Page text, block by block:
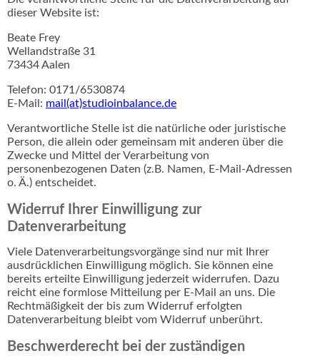
dieser Website ist:
Beate Frey
Wellandstraße 31
73434 Aalen
Telefon: 0171/6530874
E-Mail: mail(at)studioinbalance.de
Verantwortliche Stelle ist die natürliche oder juristische
Person, die allein oder gemeinsam mit anderen über die
Zwecke und Mittel der Verarbeitung von
personenbezogenen Daten (z.B. Namen, E-Mail-Adressen
o. Ä.) entscheidet.
Widerruf Ihrer Einwilligung zur
Datenverarbeitung
Viele Datenverarbeitungsvorgänge sind nur mit Ihrer
ausdrücklichen Einwilligung möglich. Sie können eine
bereits erteilte Einwilligung jederzeit widerrufen. Dazu
reicht eine formlose Mitteilung per E-Mail an uns. Die
Rechtmäßigkeit der bis zum Widerruf erfolgten
Datenverarbeitung bleibt vom Widerruf unberührt.
Beschwerderecht bei der zuständigen